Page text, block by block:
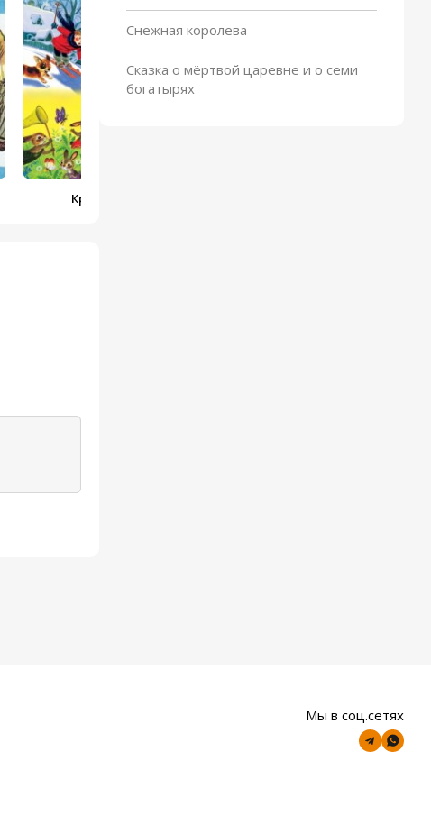
Круглый год
Кот и лодыри
Снежная королева
Сказка о мёртвой царевне и о семи
богатырях
Мы в соц.сетях